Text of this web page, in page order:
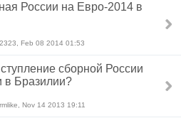
России на Евро-2014 в
Feb 08 2014 01:53
сборной России
в Бразилии?
Nov 14 2013 19:11